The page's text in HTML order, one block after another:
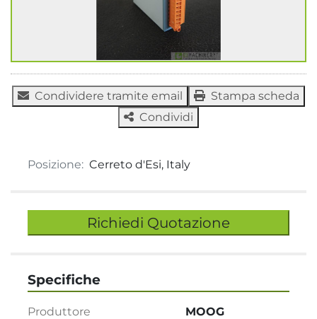
Condividere tramite email
Stampa scheda
Condividi
Posizione: Cerreto d'Esi, Italy
Richiedi Quotazione
Specifiche
Produttore MOOG